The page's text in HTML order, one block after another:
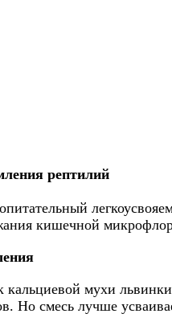
рептилий
кишечной
мухи львинки
Но смесь лучше